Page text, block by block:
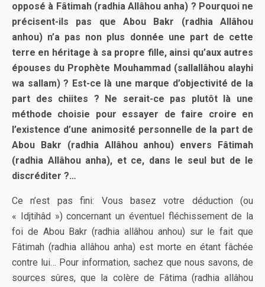
opposé à Fâtimah (radhia Allâhou anha) ? Pourquoi ne
précisent-ils pas que Abou Bakr (radhia Allâhou
anhou) n’a pas non plus donnée une part de cette
terre en héritage à sa propre fille, ainsi qu’aux autres
épouses du Prophète Mouhammad (sallallâhou alayhi
wa sallam) ? Est-ce là une marque d’objectivité de la
part des chiites ? Ne serait-ce pas plutôt là une
méthode choisie pour essayer de faire croire en
l’existence d’une animosité personnelle de la part de
Abou Bakr (radhia Allâhou anhou) envers Fâtimah
(radhia Allâhou anha), et ce, dans le seul but de le
discréditer ?…
Ce n’est pas fini: Vous basez votre déduction (ou
« Idjtihâd ») concernant un éventuel fléchissement de la
foi de Abou Bakr (radhia allâhou anhou) sur le fait que
Fâtimah (radhia allâhou anha) est morte en étant fâchée
contre lui… Pour information, sachez que nous savons, de
sources sûres, que la colère de Fâtima (radhia allâhou